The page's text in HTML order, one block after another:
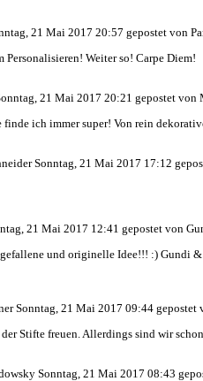
21 Mai 2017 20:57 gepostet von
Weiter so! Carpe Diem!
21 Mai 2017 20:21 gepostet von
ich immer super! Von rein
Sonntag, 21 Mai 2017 17:12
21 Mai 2017 12:41 gepostet von
und originelle Idee!!! :) Gundi
Sonntag, 21 Mai 2017 09:44 gepostet
Stifte freuen. Allerdings sind wir
Sonntag, 21 Mai 2017 08:43